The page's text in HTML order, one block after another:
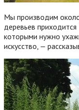
Мы производим
деревьев
которыми нужно
искусство, —